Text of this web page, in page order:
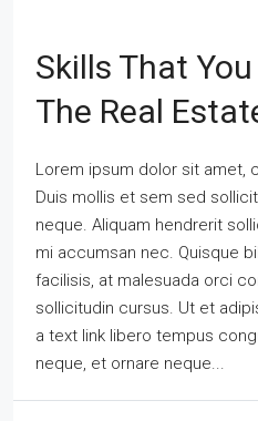
Skills That
The Real
Lorem ipsum dolor sit amet,
Duis mollis et sem sed
neque. Aliquam hendrerit
mi accumsan nec. Quisque
facilisis, at malesuada orci
sollicitudin cursus. Ut et
a text link libero tempus
neque, et ornare neque...